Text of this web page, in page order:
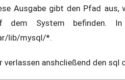
Ausgabe gibt den Pfad aus,
dem System befinden.
lib/mysql/*.
verlassen anshcließend den sql